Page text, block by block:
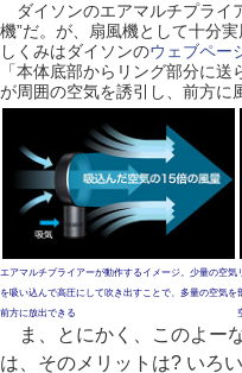
ダイソンのエアマルチプライ
機”だ。が、扇風機として十分
しくみはダイソンのウェブペー
「本体底部からリング部分に
が周囲の空気を誘引し、前方に
エアマルチプライアーが動作するイメージ。少量の空気
を吸い込んで高圧にして吹き出すことで、多量の空気を
前方に放出できる
ま、とにかく、このよー
は、そのメリットは? いろ